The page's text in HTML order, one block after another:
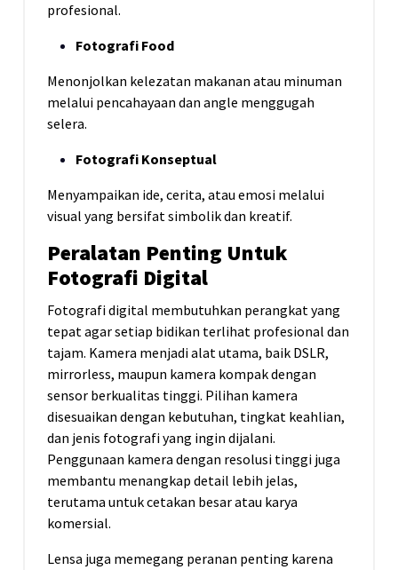
profesional.
Fotografi Food
Menonjolkan kelezatan makanan atau minuman
melalui pencahayaan dan angle menggugah
selera.
Fotografi Konseptual
Menyampaikan ide, cerita, atau emosi melalui
visual yang bersifat simbolik dan kreatif.
Peralatan Penting Untuk
Fotografi Digital
Fotografi digital membutuhkan perangkat yang
tepat agar setiap bidikan terlihat profesional dan
tajam. Kamera menjadi alat utama, baik DSLR,
mirrorless, maupun kamera kompak dengan
sensor berkualitas tinggi. Pilihan kamera
disesuaikan dengan kebutuhan, tingkat keahlian,
dan jenis fotografi yang ingin dijalani.
Penggunaan kamera dengan resolusi tinggi juga
membantu menangkap detail lebih jelas,
terutama untuk cetakan besar atau karya
komersial.
Lensa juga memegang peranan penting karena